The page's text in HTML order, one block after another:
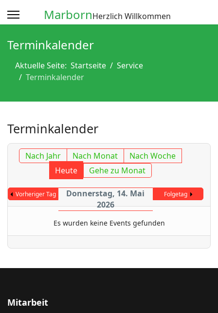
MarbornHerzlich Willkommen
Terminkalender
Aktuelle Seite: Startseite
Service
Terminkalender
Terminkalender
Nach Jahr Nach Monat
Nach Woche
Heute
Gehe zu Monat
Vorheriger Tag
Donnerstag, 14. Mai
2026
Folgetag
Es wurden keine Events gefunden
Mitarbeit